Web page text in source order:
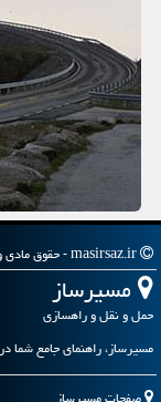
مسیرساز
حمل و نقل و راهسازی
مسیرساز، راهنمای جامع شما